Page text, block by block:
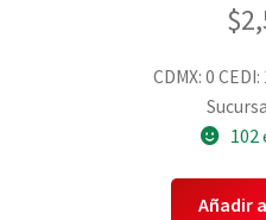
$
CDMX: 0 CEDI:
102
Añadir